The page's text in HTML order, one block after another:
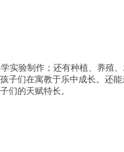
验制作；还有种植、养殖
子们在寓教于乐中成长。还
们的天赋特长。